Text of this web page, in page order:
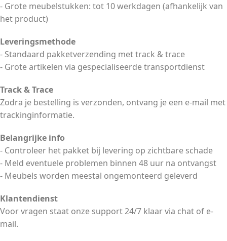
- Grote meubelstukken: tot 10 werkdagen (afhankelijk van
het product)
Leveringsmethode
- Standaard pakketverzending met track & trace
- Grote artikelen via gespecialiseerde transportdienst
Track & Trace
Zodra je bestelling is verzonden, ontvang je een e-mail met
trackinginformatie.
Belangrijke info
- Controleer het pakket bij levering op zichtbare schade
- Meld eventuele problemen binnen 48 uur na ontvangst
- Meubels worden meestal ongemonteerd geleverd
Klantendienst
Voor vragen staat onze support 24/7 klaar via chat of e-
mail.